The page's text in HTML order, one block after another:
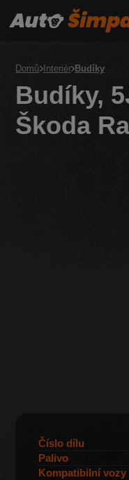
Domů Interiér Budíky
Budíky,
Škoda
Číslo dílu
Palivo
Kompatibilní vozy